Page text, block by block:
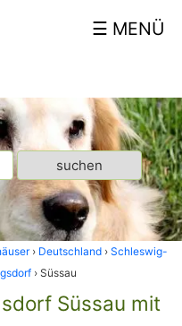
Deutschland
Schleswig-
Süssau
Süssau mit